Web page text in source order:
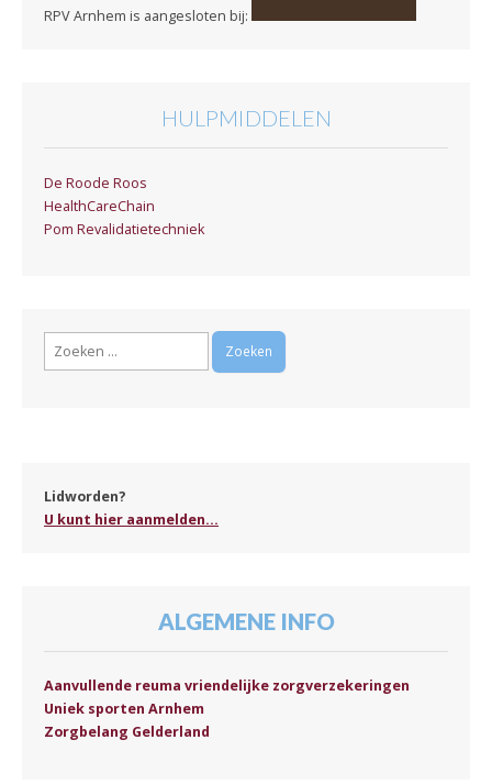
RPV Arnhem is aangesloten bij:
HULPMIDDELEN
De Roode Roos
HealthCareChain
Pom Revalidatietechniek
Zoeken
Lidworden?
U kunt hier aanmelden...
ALGEMENE INFO
Aanvullende reuma vriendelijke zorgverzekeringen
Uniek sporten Arnhem
Zorgbelang Gelderland